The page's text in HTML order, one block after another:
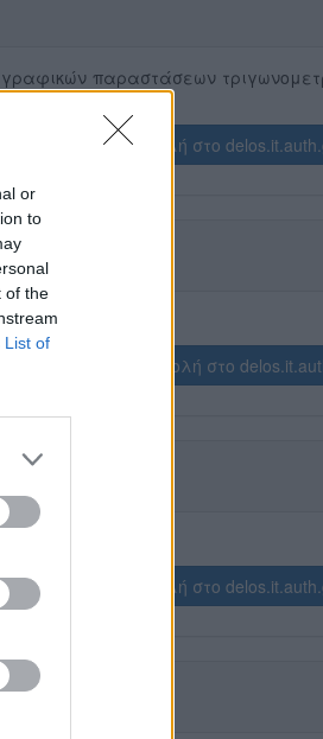
or
to
of the
List of
παραστάσεων
προβολή στο
κανόνα l’Hospital.
προβολή στο
προβολή στο